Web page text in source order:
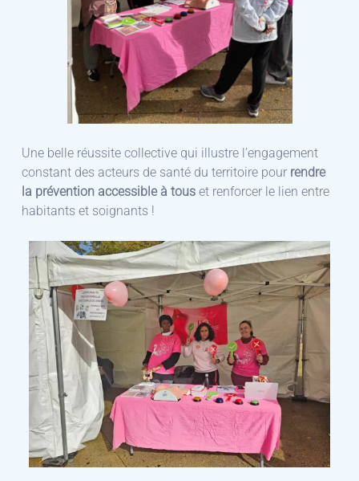
Une belle réussite collective qui illustre l’engagement
constant des acteurs de santé du territoire pour rendre
la prévention accessible à tous et renforcer le lien entre
habitants et soignants !